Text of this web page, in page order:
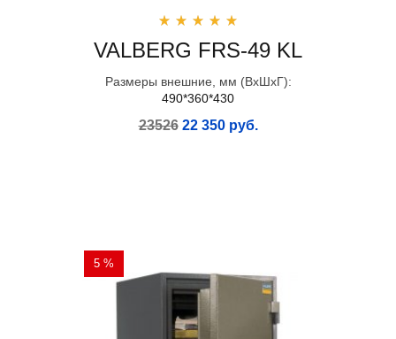
VALBERG FRS-49 KL
Размеры внешние, мм (ВхШхГ):
490*360*430
23526 22 350 руб.
5 %